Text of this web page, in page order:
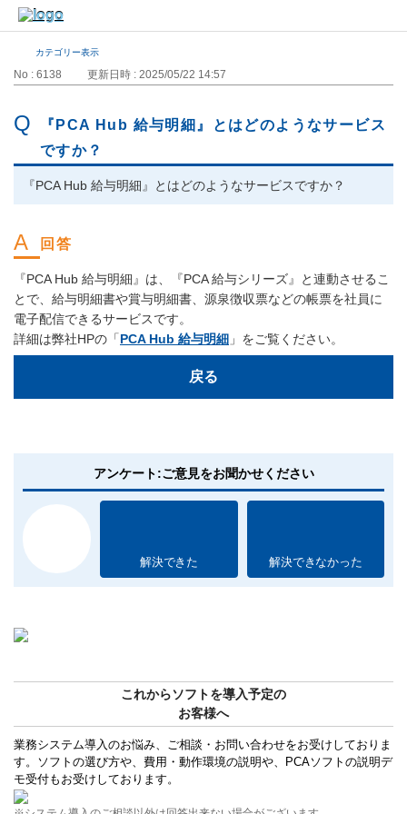
カテゴリー表示
No : 6138 更新日時 : 2025/05/22 14:57
『PCA Hub 給与明細』とはどのようなサービス
ですか？
『PCA Hub 給与明細』とはどのようなサービスですか？
『PCA Hub 給与明細』は、『PCA 給与シリーズ』と連動させるこ
とで、給与明細書や賞与明細書、源泉徴収票などの帳票を社員に
電子配信できるサービスです。
詳細は弊社HPの「PCA Hub 給与明細 」をご覧ください。
戻る
アンケート:ご意見をお聞かせください
解決できた 解決できなかった
これからソフトを導入予定の
お客様へ
業務システム導入のお悩み、ご相談・お問い合わせをお受けしておりま
す。ソフトの選び方や、費用・動作環境の説明や、PCAソフトの説明デ
モ受付もお受けしております。